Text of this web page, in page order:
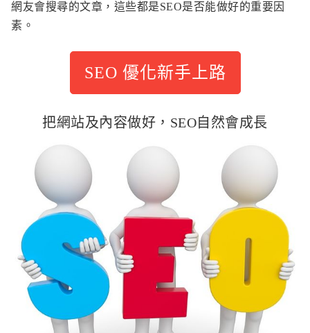
網友會搜尋的文章，這些都是SEO是否能做好的重要因
素。
SEO 優化新手上路
把網站及內容做好，SEO自然會成長